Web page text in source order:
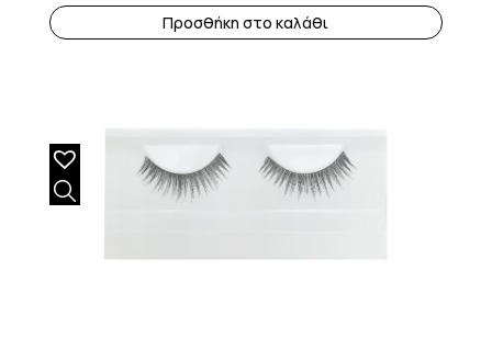
Προσθήκη στο καλάθι